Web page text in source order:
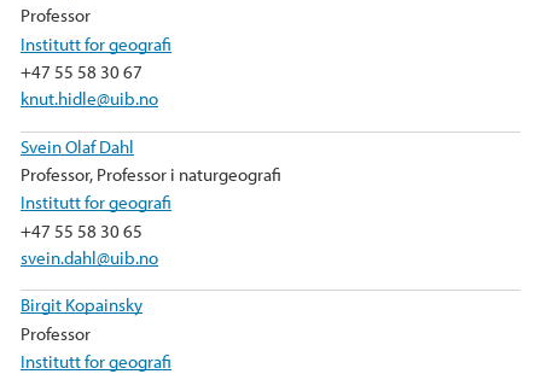
Professor
Institutt for geografi
+47 55 58 30 67
knut.hidle@uib.no
Svein Olaf Dahl
Professor, Professor i naturgeografi
Institutt for geografi
+47 55 58 30 65
svein.dahl@uib.no
Birgit Kopainsky
Professor
Institutt for geografi